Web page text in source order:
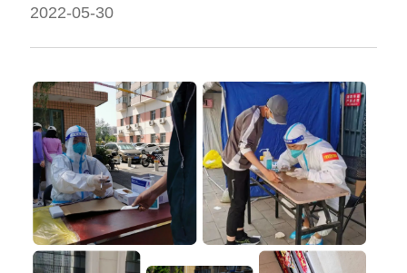
2022-05-30